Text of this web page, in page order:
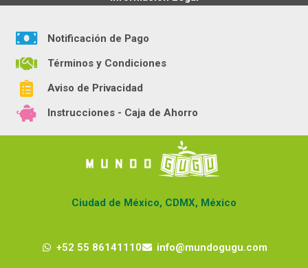
Notificación de Pago
Términos y Condiciones
Aviso de Privacidad
Instrucciones - Caja de Ahorro
Ciudad de México, CDMX, México
+52 55 86141110 info@mundogugu.com